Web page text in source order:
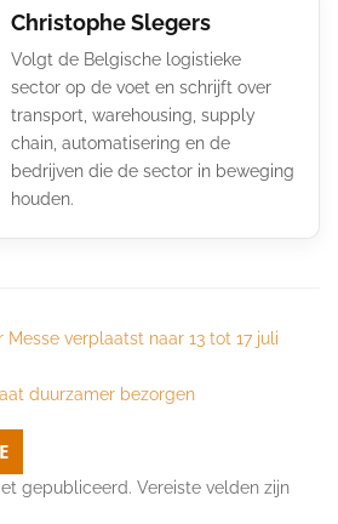
Christophe Slegers
Volgt de Belgische logistieke
sector op de voet en schrijft over
transport, warehousing, supply
chain, automatisering en de
bedrijven die de sector in beweging
houden.
Messe verplaatst naar 13 tot 17 juli
duurzamer bezorgen
gepubliceerd. Vereiste velden zijn